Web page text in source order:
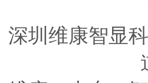
深圳维康智显